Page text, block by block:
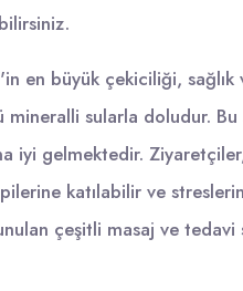
en büyük çekiciliği, sağlık
mineralli sularla doludur.
iyi gelmektedir.
katılabilir ve
çeşitli masaj ve